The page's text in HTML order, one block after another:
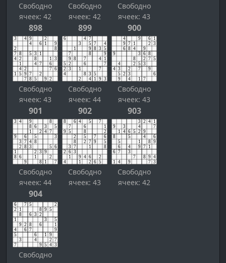
Свободно
ячеек: 42
Свободно
ячеек: 42
Свободно
ячеек: 43
898
Свободно
ячеек: 43
899
Свободно
ячеек: 44
900
Свободно
ячеек: 43
901
Свободно
ячеек: 44
902
Свободно
ячеек: 43
903
Свободно
ячеек: 42
904
Свободно